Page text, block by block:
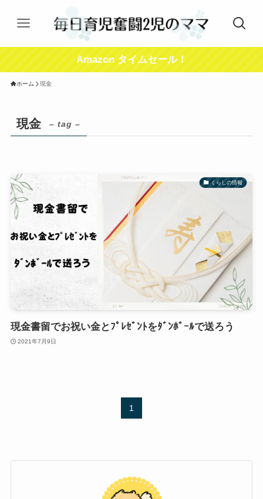
Amazon タイムセール！
ホーム 現金
現金 – tag –
くらしの情報
現金書留でお祝い金とﾌﾟﾚｾﾞﾝﾄをﾀﾞﾝﾎﾞｰﾙで送ろう
2021年7月9日
1